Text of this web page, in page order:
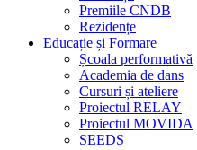
Premiile CNDB
Rezidențe
Educație și Formare
Școala performativă
Academia de dans
Cursuri și ateliere
Proiectul RELAY
Proiectul MOVIDA
SEEDS